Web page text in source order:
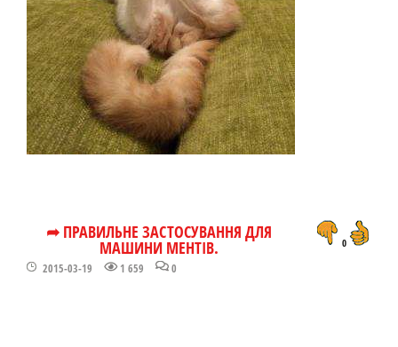
➦ ПРАВИЛЬНЕ ЗАСТОСУВАННЯ ДЛЯ
МАШИНИ МЕНТІВ.
2015-03-19 1 659 0
0